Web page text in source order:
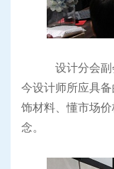
设计分会副
今设计师所应具
饰材料、懂市场
念。